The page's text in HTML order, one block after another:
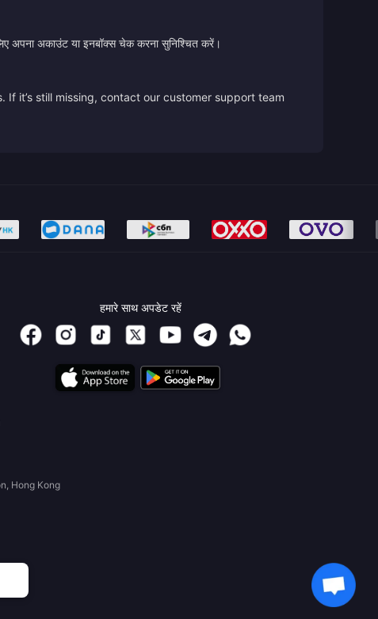
अपना अकाउंट या इनबॉक्स चेक करना सुनिश्चित करें।
it’s still missing, contact our customer support team
हमारे साथ अपडेट रहें
Hong Kong